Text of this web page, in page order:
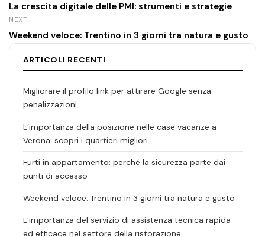
La crescita digitale delle PMI: strumenti e strategie
NEXT
Weekend veloce: Trentino in 3 giorni tra natura e gusto
ARTICOLI RECENTI
Migliorare il profilo link per attirare Google senza
penalizzazioni
L’importanza della posizione nelle case vacanze a
Verona: scopri i quartieri migliori
Furti in appartamento: perché la sicurezza parte dai
punti di accesso
Weekend veloce: Trentino in 3 giorni tra natura e gusto
L’importanza del servizio di assistenza tecnica rapida
ed efficace nel settore della ristorazione